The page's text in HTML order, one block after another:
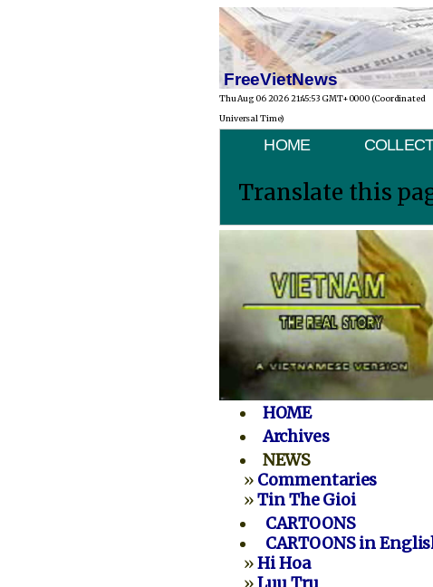
FreeVietNews
Thu Aug 06 2026 21:45:53 GMT+0000 (Coordinated
Universal Time)
HOME
Translate this
HOME
Archives
NEWS
» Commentaries
»Tin The Gioi
CARTOONS
CARTOONS in
»Hi Hoa